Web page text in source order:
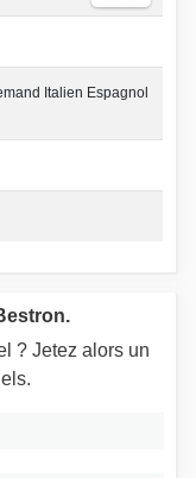
Italien Espagnol
? Jetez alors un